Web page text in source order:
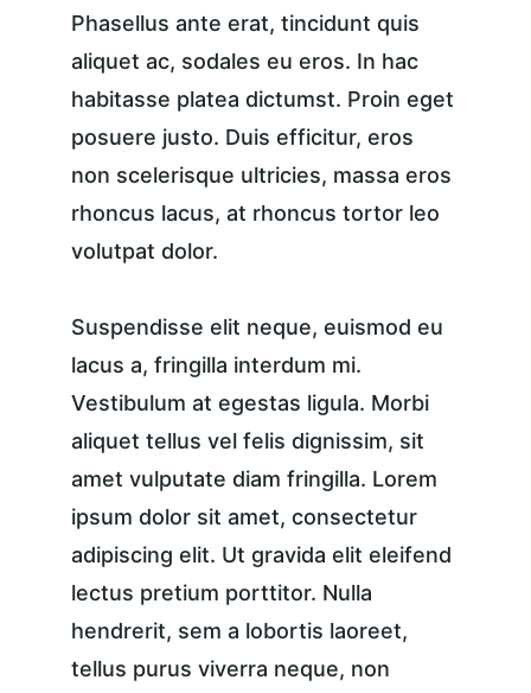
Phasellus ante erat, tincidunt quis
aliquet ac, sodales eu eros. In hac
habitasse platea dictumst. Proin eget
posuere justo. Duis efficitur, eros
non scelerisque ultricies, massa eros
rhoncus lacus, at rhoncus tortor leo
volutpat dolor.
Suspendisse elit neque, euismod eu
lacus a, fringilla interdum mi.
Vestibulum at egestas ligula. Morbi
aliquet tellus vel felis dignissim, sit
amet vulputate diam fringilla. Lorem
ipsum dolor sit amet, consectetur
adipiscing elit. Ut gravida elit eleifend
lectus pretium porttitor. Nulla
hendrerit, sem a lobortis laoreet,
tellus purus viverra neque, non